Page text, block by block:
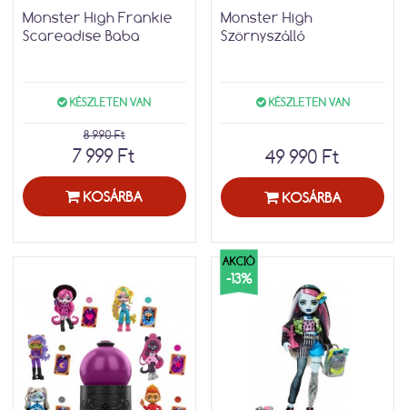
Monster High Frankie
Scareadise Baba
KÉSZLETEN VAN
8 990 Ft
7 999 Ft
KOSÁRBA
Monster High
Szörnyszálló
KÉSZLETEN VAN
49 990 Ft
KOSÁRBA
AKCIÓ
-13%